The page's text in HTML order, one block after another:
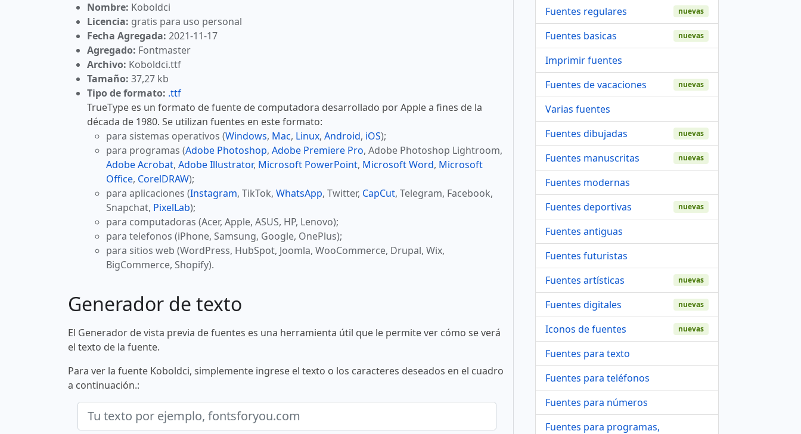
Nombre: Koboldci
Licencia: gratis para uso personal
Fecha Agregada: 2021-11-17
Agregado: Fontmaster
Archivo: Koboldci.ttf
Tamaño: 37,27 kb
Tipo de formato: .ttf
TrueType es un formato de fuente de computadora desarrollado por Apple a fines de la
década de 1980. Se utilizan fuentes en este formato:
para sistemas operativos (Windows, Mac, Linux, Android, iOS);
para programas (Adobe Photoshop, Adobe Premiere Pro, Adobe Photoshop Lightroom,
Adobe Acrobat, Adobe Illustrator, Microsoft PowerPoint, Microsoft Word, Microsoft
Office, CorelDRAW);
para aplicaciones (Instagram, TikTok, WhatsApp, Twitter, CapCut, Telegram, Facebook,
Snapchat, PixelLab);
para computadoras (Acer, Apple, ASUS, HP, Lenovo);
para telefonos (iPhone, Samsung, Google, OnePlus);
para sitios web (WordPress, HubSpot, Joomla, WooCommerce, Drupal, Wix,
BigCommerce, Shopify).
Generador de texto
El Generador de vista previa de fuentes es una herramienta útil que le permite ver cómo se verá
el texto de la fuente.
Para ver la fuente Koboldci, simplemente ingrese el texto o los caracteres deseados en el cuadro
a continuación.:
Fuentes regulares
nuevas
Fuentes basicas nuevas
Imprimir fuentes
Fuentes de vacaciones
nuevas
Varias fuentes
Fuentes dibujadas
nuevas
Fuentes manuscritas nuevas
Fuentes modernas
Fuentes deportivas
nuevas
Fuentes antiguas
Fuentes futuristas
Fuentes artísticas
nuevas
Fuentes digitales nuevas
Iconos de fuentes nuevas
Fuentes para texto
Fuentes para teléfonos
Fuentes para números
Fuentes para programas,